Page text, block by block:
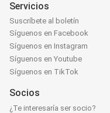
Servicios
Suscríbete al boletín
Síguenos en Facebook
Síguenos en Instagram
Síguenos en Youtube
Síguenos en TikTok
Socios
¿Te interesaría ser socio?